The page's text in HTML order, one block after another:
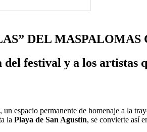
DEL MASPALOMAS
festival y a los artistas
, un espacio permanente de homenaje a la
la Playa de San Agustín, se convierte así